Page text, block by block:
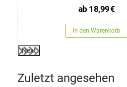
ab 18,99€
In den Warenkorb
Next
Zuletzt angesehen